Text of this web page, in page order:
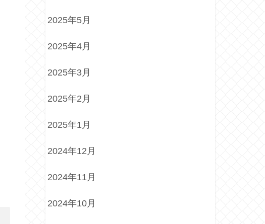
2025年5月
2025年4月
2025年3月
2025年2月
2025年1月
2024年12月
2024年11月
2024年10月